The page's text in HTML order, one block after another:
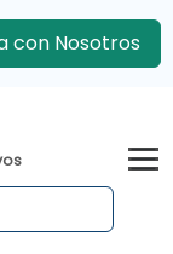
con Nosotros